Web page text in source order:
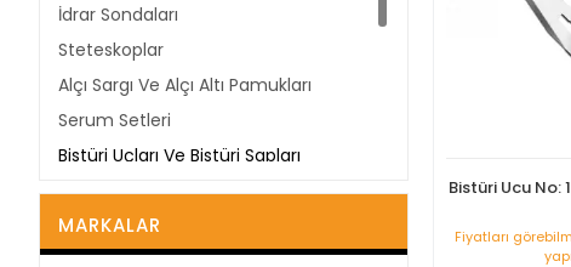
İdrar Sondaları
Steteskoplar
Alçı Sargı Ve Alçı Altı Pamukları
Serum Setleri
Bistüri Uçları Ve Bistüri Sapları
Dezenfektanlar Ve Yara Bakım
Ürünleri
Spançlar Ve Gazlı Bezler
MARKALAR
Bistüri Ucu No:
Fiyatları